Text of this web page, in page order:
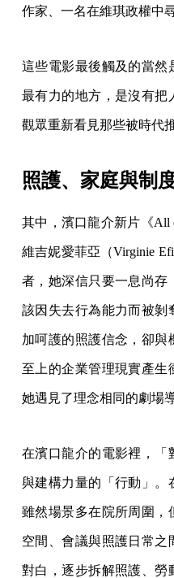
作家、一名在維琪政權中
這些電影最後觸及的當然
最有力的地方，是沒有把
觀眾重新看見那些被時代
照護、家庭與制
其中，濱口龍介新片《All
維吉妮愛菲亞（Virginie
者，她深信只要一息尚存
該因失去行為能力而被剝
加呵護的照護信念，卻與
至上的企業管理現實產生
她遇見了理念相同的劇場
在濱口龍介的電影裡，「
與建構力量的「行動」。
雖然場景多在院所周圍，
空間、會議與照護日常之
對白，逐步拆解照護、勞